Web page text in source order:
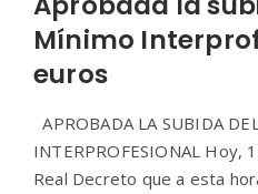
Mínimo
euros
APROBADA LA SUBIDA
INTERPROFESIONAL
Real Decreto que a esta